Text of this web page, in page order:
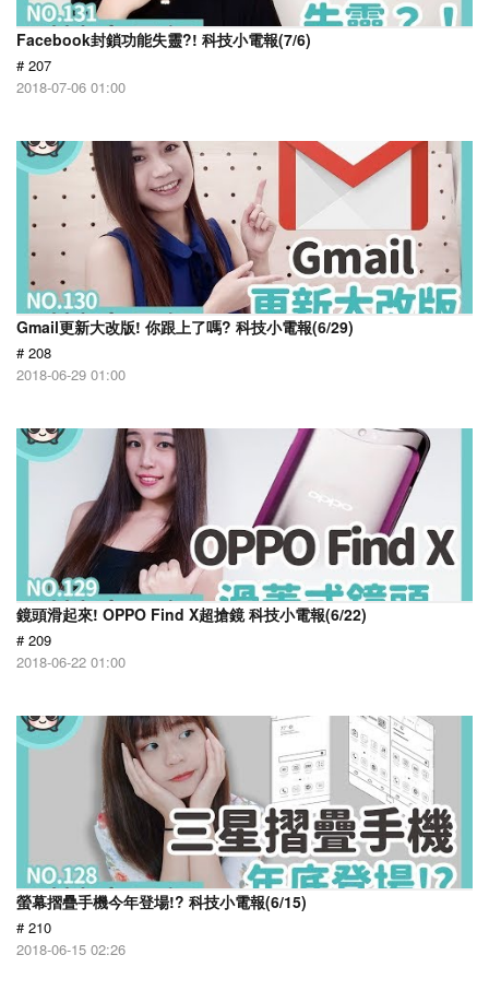
Facebook封鎖功能失靈?! 科技小電報(7/6)
# 207
2018-07-06 01:00
Gmail更新大改版! 你跟上了嗎? 科技小電報(6/29)
# 208
2018-06-29 01:00
鏡頭滑起來! OPPO Find X超搶鏡 科技小電報(6/22)
# 209
2018-06-22 01:00
螢幕摺疊手機今年登場!? 科技小電報(6/15)
# 210
2018-06-15 02:26